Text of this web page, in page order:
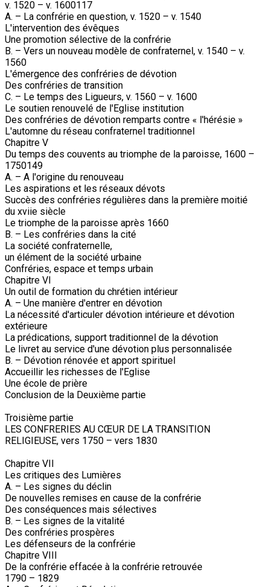
v. 1520 – v. 1600117
A. – La confrérie en question, v. 1520 – v. 1540
L'intervention des évêques
Une promotion sélective de la confrérie
B. – Vers un nouveau modèle de confraternel, v. 1540 – v.
1560
L'émergence des confréries de dévotion
Des confréries de transition
C. – Le temps des Ligueurs, v. 1560 – v. 1600
Le soutien renouvelé de l'Eglise institution
Des confréries de dévotion remparts contre « l'hérésie »
L'automne du réseau confraternel traditionnel
Chapitre V
Du temps des couvents au triomphe de la paroisse, 1600 –
1750149
A. – A l'origine du renouveau
Les aspirations et les réseaux dévots
Succès des confréries régulières dans la première moitié
du xviie siècle
Le triomphe de la paroisse après 1660
B. – Les confréries dans la cité
La société confraternelle,
un élément de la société urbaine
Confréries, espace et temps urbain
Chapitre VI
Un outil de formation du chrétien intérieur
A. – Une manière d'entrer en dévotion
La nécessité d'articuler dévotion intérieure et dévotion
extérieure
La prédications, support traditionnel de la dévotion
Le livret au service d'une dévotion plus personnalisée
B. – Dévotion rénovée et apport spirituel
Accueillir les richesses de l'Eglise
Une école de prière
Conclusion de la Deuxième partie
Troisième partie
LES CONFRERIES AU CŒUR DE LA TRANSITION
RELIGIEUSE, vers 1750 – vers 1830
Chapitre VII
Les critiques des Lumières
A. – Les signes du déclin
De nouvelles remises en cause de la confrérie
Des conséquences mais sélectives
B. – Les signes de la vitalité
Des confréries prospères
Les défenseurs de la confrérie
Chapitre VIII
De la confrérie effacée à la confrérie retrouvée
1790 – 1829